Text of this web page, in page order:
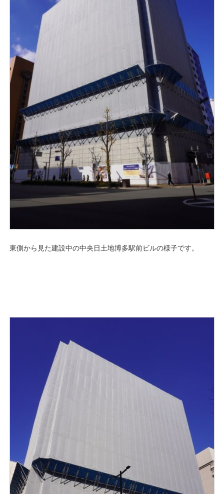
東側から見た建設中の中央日土地博多駅前ビルの様子です。